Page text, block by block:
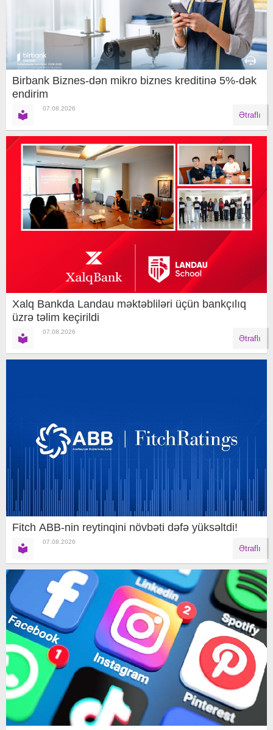
Birbank Biznes-dən mikro biznes kreditinə 5%-dək
endirim
07.08.2026
Ətraflı
Xalq Bankda Landau məktəbliləri üçün bankçılıq
üzrə təlim keçirildi
07.08.2026
Ətraflı
Fitch ABB-nin reytinqini növbəti dəfə yüksəltdi!
07.08.2026
Ətraflı